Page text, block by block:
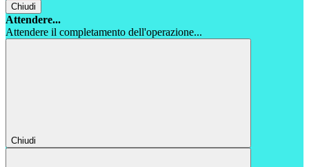
Chiudi
Attendere...
Attendere il completamento dell'operazione...
Chiudi